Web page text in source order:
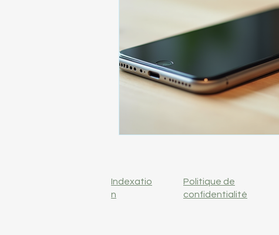
Indexatio
n
Politique de
confidentialité